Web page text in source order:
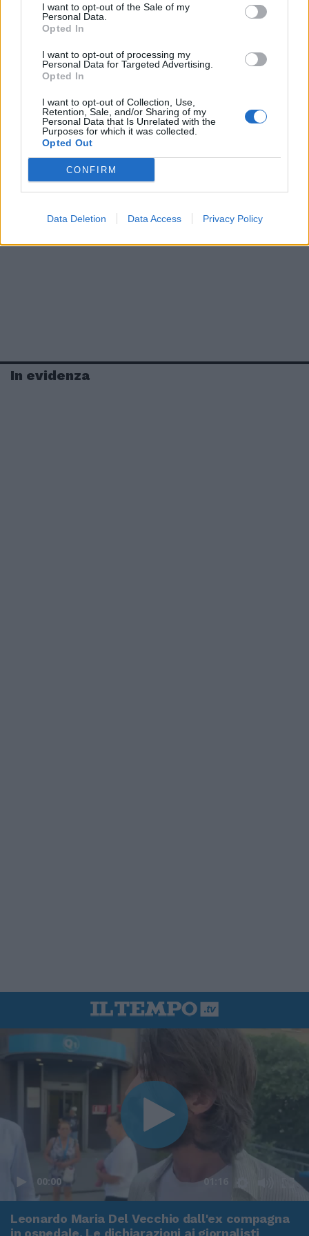
I want to opt-out of the Sale of my
Personal Data.
Opted In
I want to opt-out of processing my
Personal Data for Targeted Advertising.
Opted In
I want to opt-out of Collection, Use,
Retention, Sale, and/or Sharing of my
Personal Data that Is Unrelated with the
Purposes for which it was collected.
Opted Out
CONFIRM
Data Deletion Data Access Privacy Policy
In evidenza
00:00 01:16
Leonardo Maria Del Vecchio dall'ex compagna
in ospedale. Le dichiarazioni ai giornalisti